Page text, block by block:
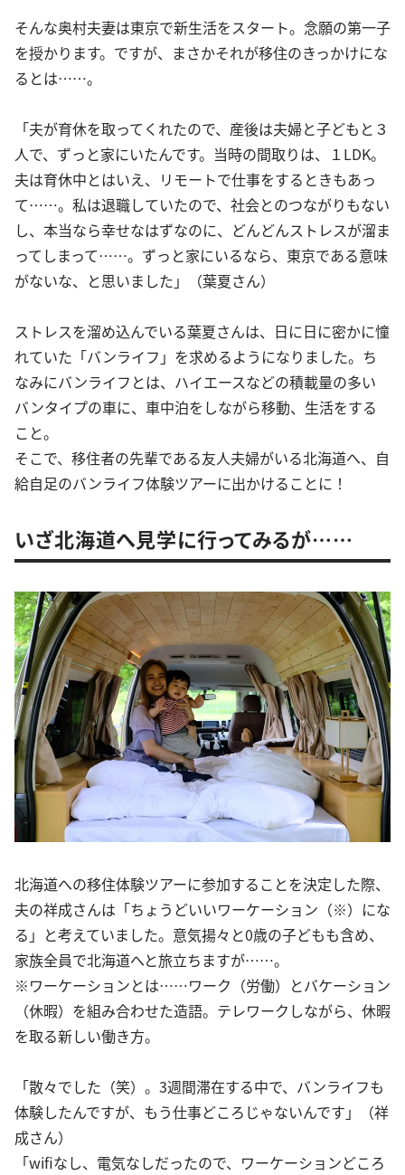
そんな奥村夫妻は東京で新生活をスタート。念願の第一子
を授かります。ですが、まさかそれが移住のきっかけにな
るとは……。
「夫が育休を取ってくれたので、産後は夫婦と子どもと３
人で、ずっと家にいたんです。当時の間取りは、１LDK。
夫は育休中とはいえ、リモートで仕事をするときもあっ
て……。私は退職していたので、社会とのつながりもない
し、本当なら幸せなはずなのに、どんどんストレスが溜ま
ってしまって……。ずっと家にいるなら、東京である意味
がないな、と思いました」（葉夏さん）
ストレスを溜め込んでいる葉夏さんは、日に日に密かに憧
れていた「バンライフ」を求めるようになりました。ち
なみにバンライフとは、ハイエースなどの積載量の多い
バンタイプの車に、車中泊をしながら移動、生活をする
こと。
そこで、移住者の先輩である友人夫婦がいる北海道へ、自
給自足のバンライフ体験ツアーに出かけることに！
いざ北海道へ見学に行ってみるが……
北海道への移住体験ツアーに参加することを決定した際、
夫の祥成さんは「ちょうどいいワーケーション（※）にな
る」と考えていました。意気揚々と0歳の子どもも含め、
家族全員で北海道へと旅立ちますが……。
※ワーケーションとは……ワーク（労働）とバケーション
（休暇）を組み合わせた造語。テレワークしながら、休暇
を取る新しい働き方。
「散々でした（笑）。3週間滞在する中で、バンライフも
体験したんですが、もう仕事どころじゃないんです」（祥
成さん）
「wifiなし、電気なしだったので、ワーケーションどころ